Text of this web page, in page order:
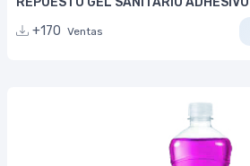
+170 Ventas